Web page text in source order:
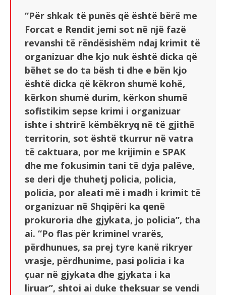
“Për shkak të punës që është bërë me
Forcat e Rendit jemi sot në një fazë
revanshi të rëndësishëm ndaj krimit të
organizuar dhe kjo nuk është dicka që
bëhet se do ta bësh ti dhe e bën kjo
është dicka që këkron shumë kohë,
kërkon shumë durim, kërkon shumë
sofistikim sepse krimi i organizuar
ishte i shtrirë këmbëkryq në të gjithë
territorin, sot është tkurrur në vatra
të caktuara, por me krijimin e SPAK
dhe me fokusimin tani të dyja palëve,
se deri dje thuhetj policia, policia,
policia, por aleati më i madh i krimit të
organizuar në Shqipëri ka qenë
prokuroria dhe gjykata, jo policia”, tha
ai. “Po flas për kriminel vrarës,
përdhunues, sa prej tyre kanë rikryer
vrasje, përdhunime, pasi policia i ka
çuar në gjykata dhe gjykata i ka
liruar”, shtoi ai duke theksuar se vendi